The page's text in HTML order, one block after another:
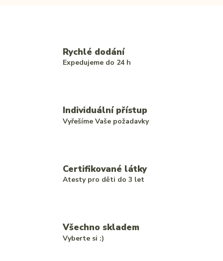
Rychlé dodání
Expedujeme do 24 h
Individuální přístup
Vyřešíme Vaše požadavky
Certifikované látky
Atesty pro děti do 3 let
Všechno skladem
Vyberte si :)